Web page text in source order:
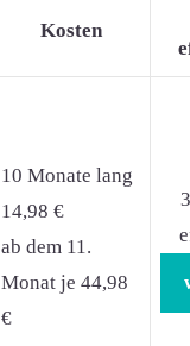
Kosten
10 Monate lang
14,98 €
ab dem 11.
Monat je 44,98
€